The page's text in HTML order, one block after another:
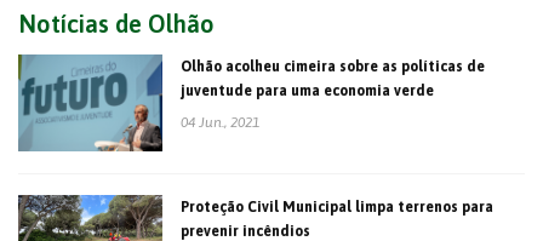
Notícias de Olhão
Olhão acolheu cimeira sobre as políticas de
juventude para uma economia verde
04 Jun., 2021
Proteção Civil Municipal limpa terrenos para
prevenir incêndios